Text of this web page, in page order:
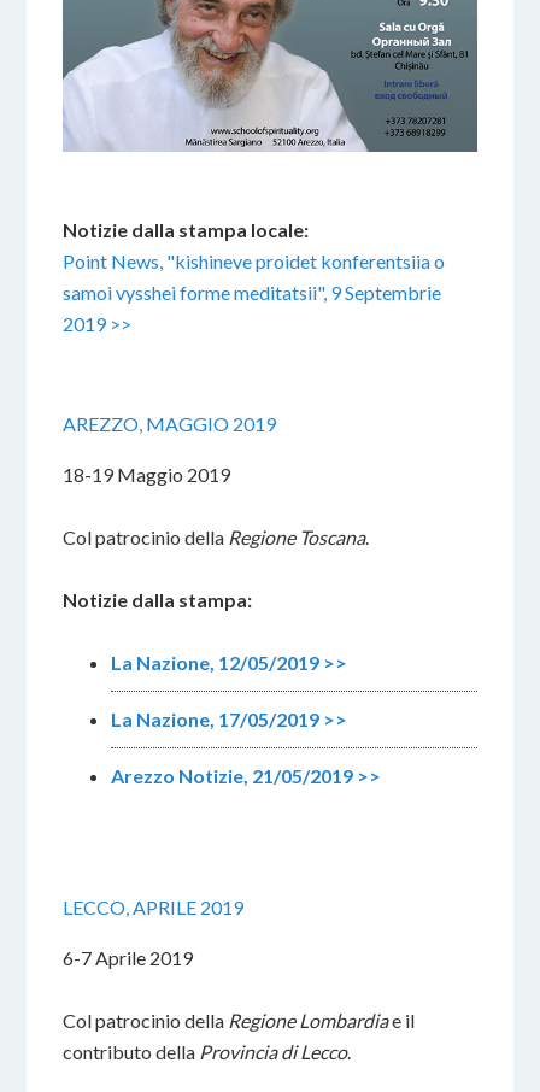
Notizie dalla stampa locale:
Point News, "kishineve proidet konferentsiia o
samoi vysshei forme meditatsii", 9 Septembrie
2019 >>
AREZZO, MAGGIO 2019
18-19 Maggio 2019
Col patrocinio della Regione Toscana.
Notizie dalla stampa:
La Nazione, 12/05/2019 >>
La Nazione, 17/05/2019 >>
Arezzo Notizie, 21/05/2019 >>
LECCO, APRILE 2019
6-7 Aprile 2019
Col patrocinio della Regione Lombardiae il
contributo della Provincia di Lecco.